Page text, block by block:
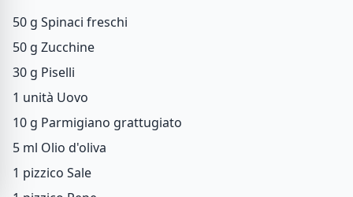
50 g Spinaci freschi
50 g Zucchine
30 g Piselli
1 unità Uovo
10 g Parmigiano grattugiato
5 ml Olio d'oliva
1 pizzico Sale